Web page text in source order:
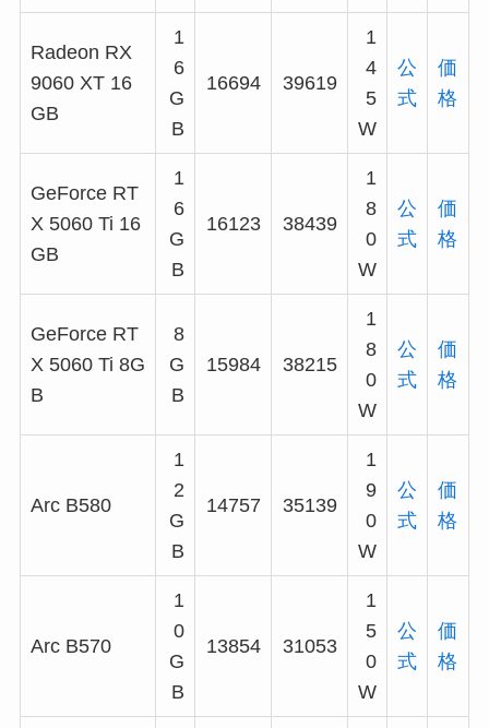
Radeon RX
9060 XT 16
GB
1
6
G
B
16694 39619
1
4
5
W
公
式
価
格
GeForce RT
X 5060 Ti 16
GB
1
6
G
B
16123 38439
1
8
0
W
公
式
価
格
GeForce RT
X 5060 Ti 8G
B
8
G
B
15984 38215
1
8
0
W
公
式
価
格
Arc B580
1
2
G
B
14757 35139
1
9
0
W
公
式
価
格
Arc B570
1
0
G
B
13854 31053
1
5
0
W
公
式
価
格